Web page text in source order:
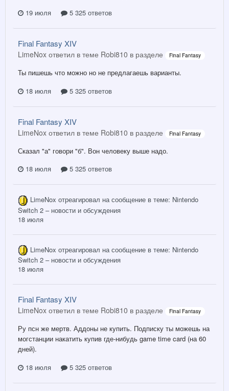
19 июля
5 325 ответов
Final Fantasy XIV
LimeNox ответил в теме Robi810 в разделе Final Fantasy
Ты пишешь что можно но не предлагаешь варианты.
18 июля
5 325 ответов
Final Fantasy XIV
LimeNox ответил в теме Robi810 в разделе Final Fantasy
Сказал "а" говори "б". Вон человеку выше надо.
18 июля
5 325 ответов
LimeNox отреагировал на сообщение в теме: Nintendo
Switch 2 – новости и обсуждения
18 июля
LimeNox отреагировал на сообщение в теме: Nintendo
Switch 2 – новости и обсуждения
18 июля
Final Fantasy XIV
LimeNox ответил в теме Robi810 в разделе Final Fantasy
Ру псн же мертв. Аддоны не купить. Подписку ты можешь на
могстанции накатить купив где-нибудь game time card (на 60
дней).
18 июля
5 325 ответов